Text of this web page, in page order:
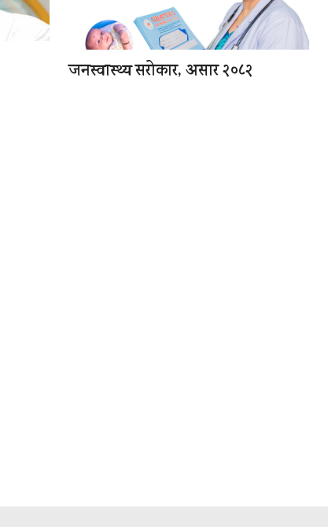
जनस्वास्थ्य सरोकार, असार २०८२